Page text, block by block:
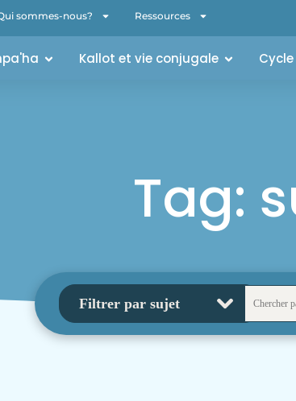
sommes-nous?
Ressources
Kallot et vie conjugale
Tag: